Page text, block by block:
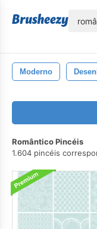
Moderno
Romântico Pincéis
1.604 pincéis